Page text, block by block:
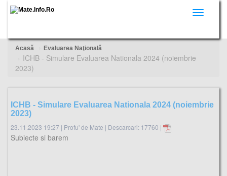
Toggle
Acasă Evaluarea Naţională
ICHB - Simulare Evaluarea Nationala 2024 (noiembrie
2023)
ICHB - Simulare Evaluarea Nationala 2024 (noiembrie
2023)
23.11.2023 19:27 | Profu' de Mate | Descarcari: 17760 |
Subiecte si barem